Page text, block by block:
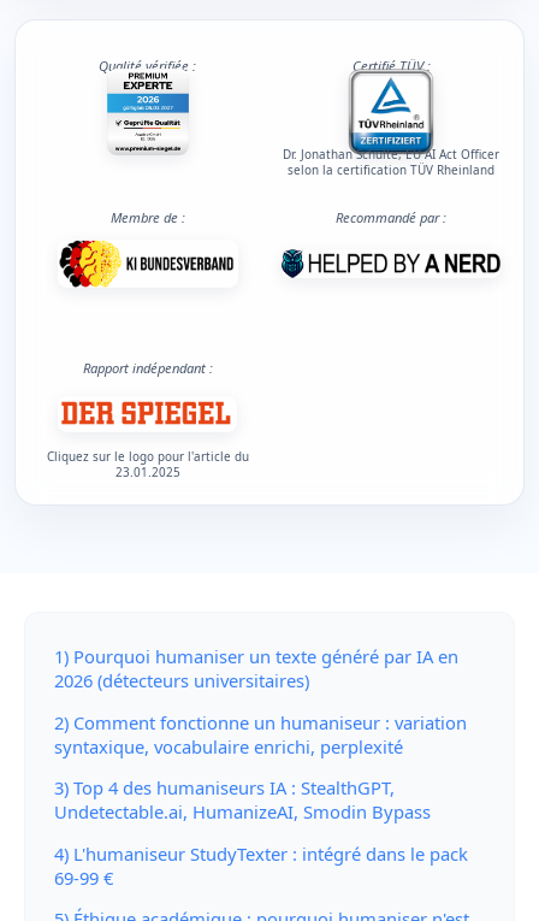
Qualité vérifiée : Certifié TÜV :
Dr. Jonathan Schulte, EU AI Act Officer
selon la certification TÜV Rheinland
Membre de : Recommandé par :
Rapport indépendant :
Cliquez sur le logo pour l'article du
23.01.2025
1) Pourquoi humaniser un texte généré par IA en
2026 (détecteurs universitaires)
2) Comment fonctionne un humaniseur : variation
syntaxique, vocabulaire enrichi, perplexité
3) Top 4 des humaniseurs IA : StealthGPT,
Undetectable.ai, HumanizeAI, Smodin Bypass
4) L'humaniseur StudyTexter : intégré dans le pack
69-99 €